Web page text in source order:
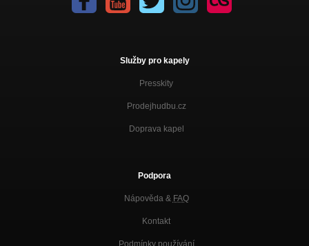
Služby pro kapely
Presskity
Prodejhudbu.cz
Doprava kapel
Podpora
Nápověda & FAQ
Kontakt